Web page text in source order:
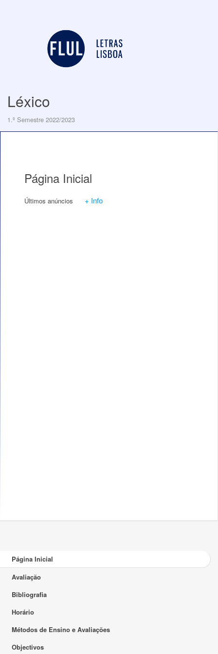
Léxico
1.º Semestre 2022/2023
Página Inicial
Últimos anúncios + Info
Página Inicial
Avaliação
Bibliografia
Horário
Métodos de Ensino e Avaliações
Objectivos